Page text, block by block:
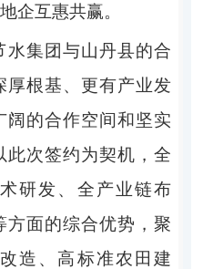
企互惠共赢。
水集团与山丹县的合
厚根基、更有产业发
阔的合作空间和坚实
此次签约为契机，全
研发、全产业链布
方面的综合优势，聚
造、高标准农田建